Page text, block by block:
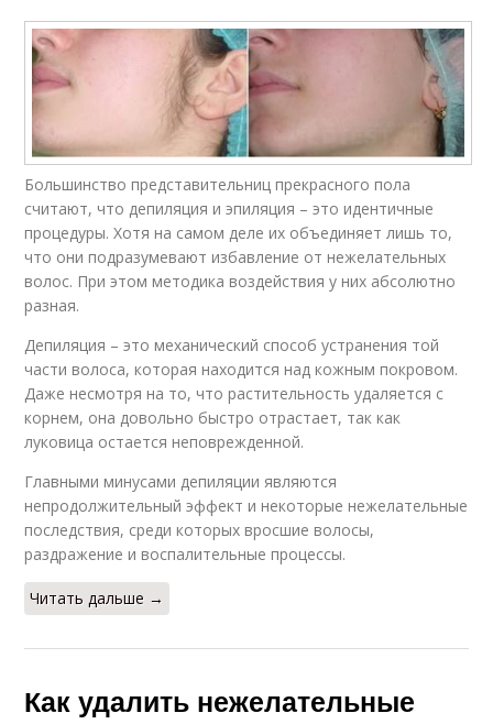
Большинство представительниц прекрасного пола
считают, что депиляция и эпиляция – это идентичные
процедуры. Хотя на самом деле их объединяет лишь то,
что они подразумевают избавление от нежелательных
волос. При этом методика воздействия у них абсолютно
разная.
Депиляция – это механический способ устранения той
части волоса, которая находится над кожным покровом.
Даже несмотря на то, что растительность удаляется с
корнем, она довольно быстро отрастает, так как
луковица остается неповрежденной.
Главными минусами депиляции являются
непродолжительный эффект и некоторые нежелательные
последствия, среди которых вросшие волосы,
раздражение и воспалительные процессы.
Читать дальше →
Как удалить нежелательные